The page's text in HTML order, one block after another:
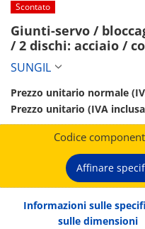
Scontato
Giunti-servo /
/ 2 dischi: acciaio /
SUNGIL (SDWB-31C-
SUNGIL
Prezzo unitario normale
Prezzo unitario (IVA
Codice
Affinare
Informazioni sulle
sulle dimensioni